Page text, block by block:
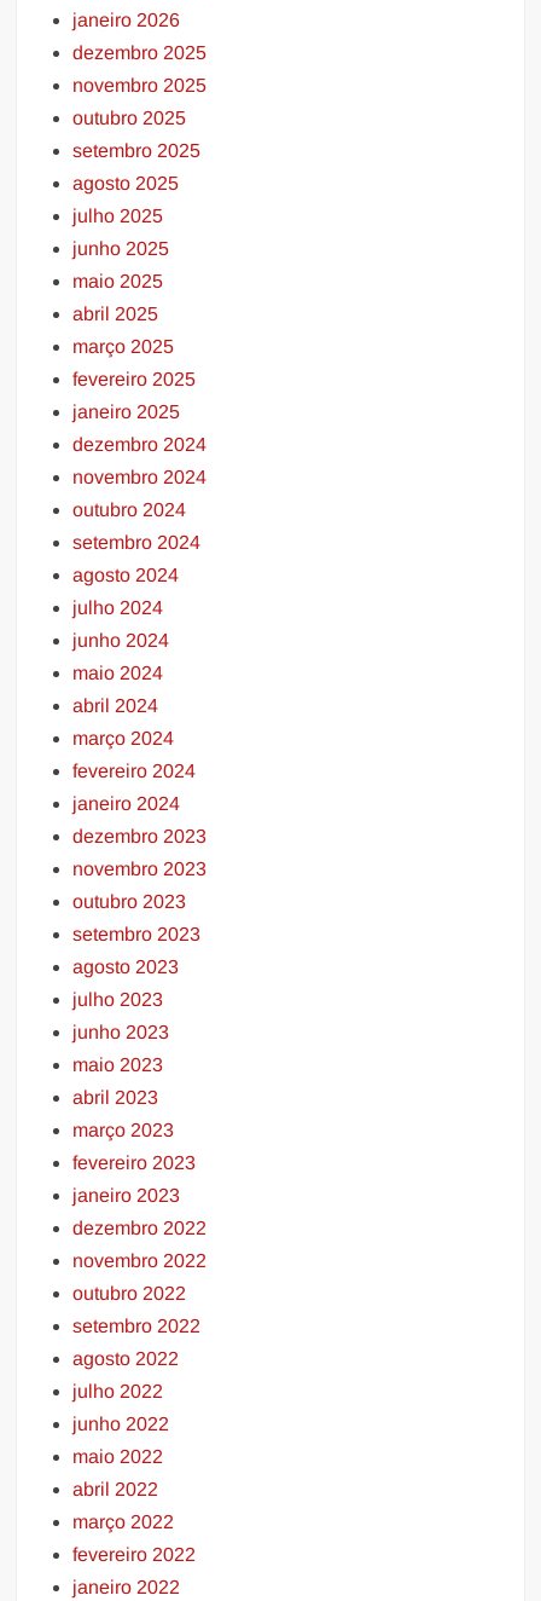
janeiro 2026
dezembro 2025
novembro 2025
outubro 2025
setembro 2025
agosto 2025
julho 2025
junho 2025
maio 2025
abril 2025
março 2025
fevereiro 2025
janeiro 2025
dezembro 2024
novembro 2024
outubro 2024
setembro 2024
agosto 2024
julho 2024
junho 2024
maio 2024
abril 2024
março 2024
fevereiro 2024
janeiro 2024
dezembro 2023
novembro 2023
outubro 2023
setembro 2023
agosto 2023
julho 2023
junho 2023
maio 2023
abril 2023
março 2023
fevereiro 2023
janeiro 2023
dezembro 2022
novembro 2022
outubro 2022
setembro 2022
agosto 2022
julho 2022
junho 2022
maio 2022
abril 2022
março 2022
fevereiro 2022
janeiro 2022